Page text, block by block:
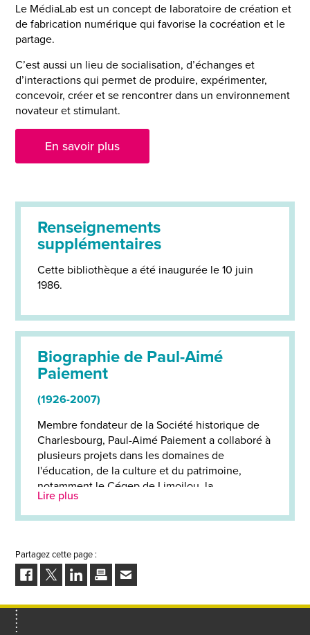
Le MédiaLab est un concept de laboratoire de création et
de fabrication numérique qui favorise la cocréation et le
partage.
C’est aussi un lieu de socialisation, d’échanges et
d’interactions qui permet de produire, expérimenter,
concevoir, créer et se rencontrer dans un environnement
novateur et stimulant.
En savoir plus
Renseignements
supplémentaires
Cette bibliothèque a été inaugurée le 10 juin
1986.
Biographie de Paul-Aimé
Paiement
(1926-2007)
Membre fondateur de la Société historique de
Charlesbourg, Paul-Aimé Paiement a collaboré à
plusieurs projets dans les domaines de
l'éducation, de la culture et du patrimoine,
notamment le Cégep de Limoilou, la
Bibliothèque de Charlesbourg et le Moulin des
Jésuites.
Bibliothèque de Charlesbourg, Paul-Aimé
Paiement a apporté une contribution majeure
dans le dossier d'agrandissement de la
bibliothèque en 2006.
Lire plus
Partagez cette page :
FacebookTwitterLinkedInImprimerEnvoyer
à
un